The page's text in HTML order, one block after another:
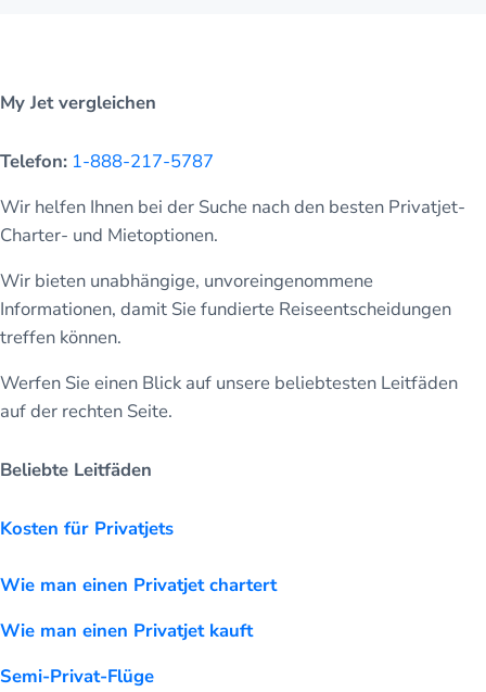
My Jet vergleichen
Telefon: 1-888-217-5787
Wir helfen Ihnen bei der Suche nach den besten Privatjet-
Charter- und Mietoptionen.
Wir bieten unabhängige, unvoreingenommene
Informationen, damit Sie fundierte Reiseentscheidungen
treffen können.
Werfen Sie einen Blick auf unsere beliebtesten Leitfäden
auf der rechten Seite.
Beliebte Leitfäden
Kosten für Privatjets
Wie man einen Privatjet chartert
Wie man einen Privatjet kauft
Semi-Privat-Flüge